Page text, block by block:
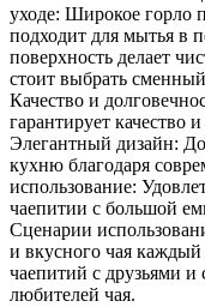
уходе: Широкое горло
подходит для мытья в
поверхность делает
стоит выбрать
Качество и
гарантирует качество
Элегантный дизайн:
кухню благодаря
использование:
чаепитии с большой
Сценарии
и вкусного чая
чаепитий с друзьями
любителей чая.